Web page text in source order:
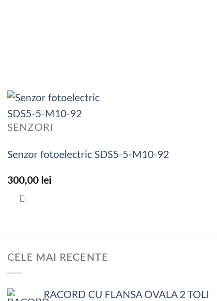
SENZORI
Senzor fotoelectric SDS5-5-M10-92
300,00 lei
CELE MAI RECENTE
RACORD CU FLANSA OVALA 2 TOLI